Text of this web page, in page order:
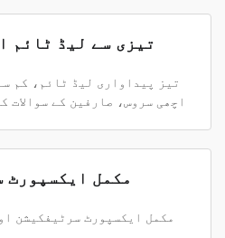
تیزی سے لیڈ ٹائم
تیز پیداواری لیڈ ٹائم، کم
اچھی سروس، صارفین کے سوالات
مکمل ایکسپورٹ
مکمل ایکسپورٹ سرٹیفکیشن اور 3 تا 5 سالہ